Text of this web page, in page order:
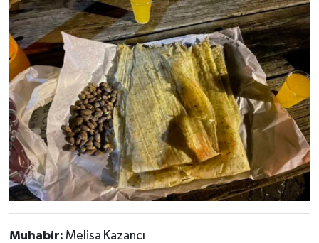
Muhabir: Melisa Kazancı